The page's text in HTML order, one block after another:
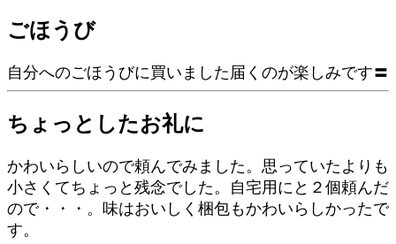
ごほうび
自分へのごほうびに買いました届くのが楽しみです〓
ちょっとしたお礼に
かわいらしいので頼んでみました。思っていたよりも
小さくてちょっと残念でした。自宅用にと２個頼んだ
ので・・・。味はおいしく梱包もかわいらしかったで
す。